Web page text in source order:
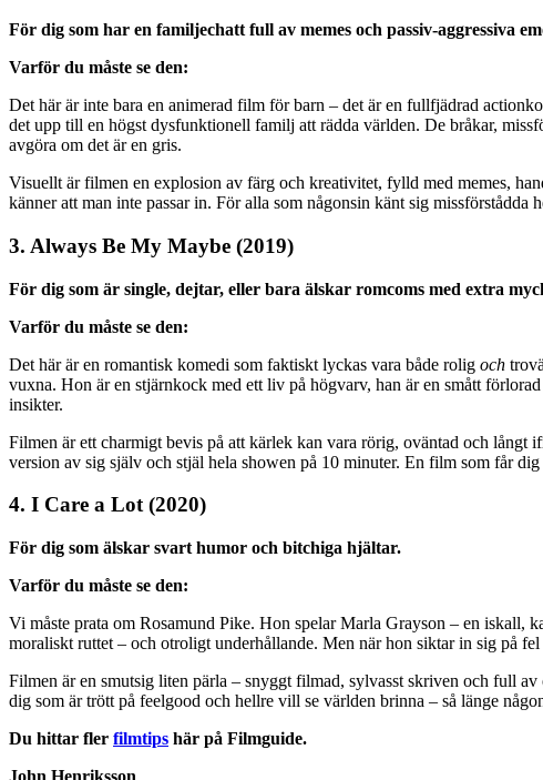
För dig som har en familjechatt full av memes och passiv-aggressiva
Varför du måste se den:
Det här är inte bara en animerad film för barn – det är en fullfjädrad
det upp till en högst dysfunktionell familj att rädda världen. De bråkar,
avgöra om det är en gris.
Visuellt är filmen en explosion av färg och kreativitet, fylld med memes,
känner att man inte passar in. För alla som någonsin känt sig
3. Always Be My Maybe (2019)
För dig som är single, dejtar, eller bara älskar romcoms med extra
Varför du måste se den:
Det här är en romantisk komedi som faktiskt lyckas vara både rolig och
vuxna. Hon är en stjärnkock med ett liv på högvarv, han är en smått
insikter.
Filmen är ett charmigt bevis på att kärlek kan vara rörig, oväntad och långt
version av sig själv och stjäl hela showen på 10 minuter. En film som får
4. I Care a Lot (2020)
För dig som älskar svart humor och bitchiga hjältar.
Varför du måste se den:
Vi måste prata om Rosamund Pike. Hon spelar Marla Grayson – en iskall,
moraliskt ruttet – och otroligt underhållande. Men när hon siktar in sig på
Filmen är en smutsig liten pärla – snyggt filmad, sylvasst skriven och full
dig som är trött på feelgood och hellre vill se världen brinna – så länge
Du hittar fler filmtips här på Filmguide.
John Henriksson